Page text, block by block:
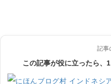
記事
この記事が役に立ったら、